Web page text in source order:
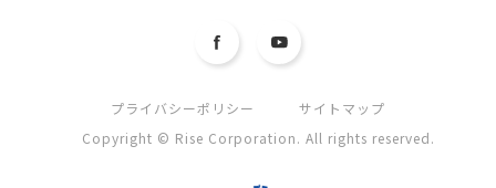
プライバシーポリシー
サイトマップ
Copyright © Rise Corporation. All rights reserved.